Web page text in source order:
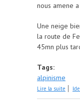
nous amene
Une neige
la route de
45mn plus
Tags:
alpinisme
Lire la suite de